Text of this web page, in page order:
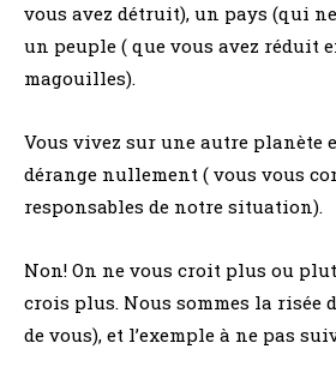
vous avez détruit), un pays (qui
un peuple ( que vous avez réduit
magouilles).
Vous vivez sur une autre planète
dérange nullement ( vous vous
responsables de notre situation).
Non! On ne vous croit plus ou
crois plus. Nous sommes la risée
de vous), et l’exemple à ne pas